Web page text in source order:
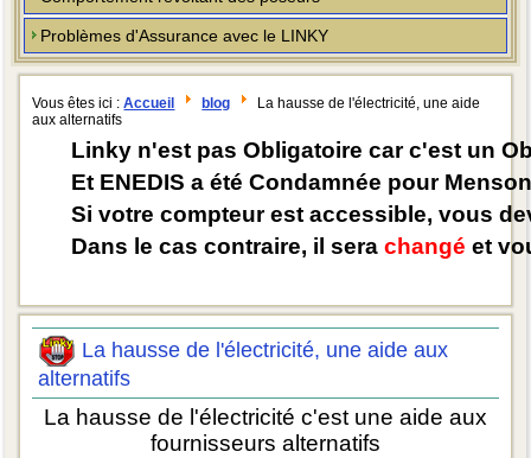
Problèmes d'Assurance avec le LINKY
Vous êtes ici :Accueil blog
La hausse de l'électricité, une aide
aux alternatifs
Linky n'est pas Obligatoire car c'est un
Et ENEDIS a été Condamnée pour
Si votre compteur est accessible, vous
Dans le cas contraire, il serachangé et
La hausse de l'électricité, une aide aux
alternatifs
La hausse de l'électricité c'est une aide aux
fournisseurs alternatifs